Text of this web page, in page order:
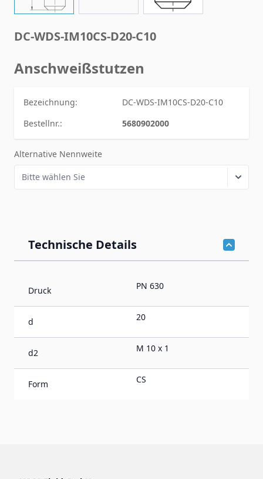
DC-WDS-IM10CS-D20-C10
Anschweißstutzen
Bezeichnung:
DC-WDS-IM10CS-D20-C10
Bestellnr.:
5680902000
Alternative Nennweite
Technische Details
Druck PN 630
d 20
d2 M 10 x 1
Form CS